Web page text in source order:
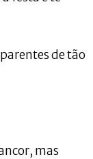
de tão
mas